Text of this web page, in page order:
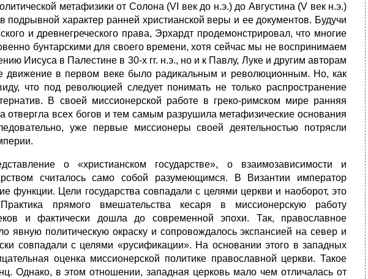
метафизики от Солона (VI век до н.э.) до Августина (V век н.э.)
подрывной характер ранней христианской веры и ее документов. Будучи
и древнегреческого права, Эрхардт продемонстрировал, что многие
бунтарскими для своего времени, хотя сейчас мы не воспринимаем
Иисуса в Палестине в 30-х гг. н.э., но и к Павлу, Луке и другим авторам
движение в первом веке было радикальным и революционным. Но, как
что под революцией следует понимать не только распространение
В своей миссионерской работе в греко-римском мире ранняя
отвергла всех богов и тем самым разрушила метафизические основания
уже первые миссионеры своей деятельностью потрясли
о «христианском государстве», о взаимозависимости и
считалось само собой разумеющимся. В Византии император
функции. Цели государства совпадали с целями церкви и наоборот, это
прямого вмешательства кесаря в миссионерскую работу
и фактически дошла до современной эпохи. Так, православное
явную политическую окраску и сопровождалось экспансией на север и
совпадали с целями «русификации». На основании этого в западных
оценка миссионерской политике православной церкви. Такое
Однако, в этом отношении, западная церковь мало чем отличалась от